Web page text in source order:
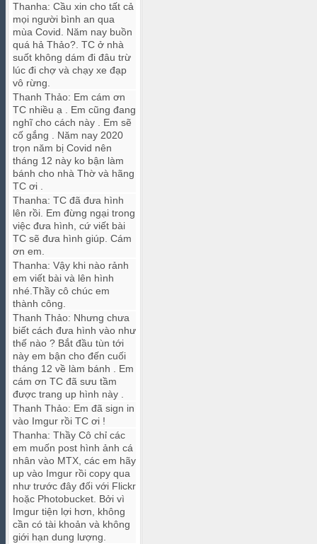
Thanha: Cầu xin cho tất cả
mọi người bình an qua
mùa Covid. Năm nay buồn
quá hả Thảo?. TC ở nhà
suốt không dám đi đâu trừ
lúc đi chợ và chạy xe đạp
vô rừng.
Thanh Thảo: Em cám ơn
TC nhiều ạ . Em cũng đang
nghĩ cho cách này . Em sẽ
cố gắng . Năm nay 2020
trọn năm bị Covid nên
tháng 12 này ko bận làm
bánh cho nhà Thờ và hãng
TC ơi .
Thanha: TC đã đưa hình
lên rồi. Em đừng ngại trong
việc đưa hình, cứ viết bài
TC sẽ đưa hình giúp. Cám
ơn em.
Thanha: Vậy khi nào rảnh
em viết bài và lên hình
nhé.Thầy cô chúc em
thành công.
Thanh Thảo: Nhưng chưa
biết cách đưa hình vào như
thế nào ? Bắt đầu tùn tới
này em bận cho đến cuối
tháng 12 về làm bánh . Em
cám ơn TC đã sưu tầm
được trang up hình này .
Thanh Thảo: Em đã sign in
vào Imgur rồi TC ơi !
Thanha: Thầy Cô chỉ các
em muốn post hình ảnh cá
nhân vào MTX, các em hãy
up vào Imgur rồi copy qua
như trước đây đối với Flickr
hoặc Photobucket. Bởi vì
Imgur tiện lợi hơn, không
cần có tài khoản và không
giới hạn dung lượng.